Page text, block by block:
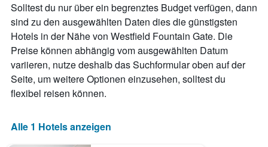
Solltest du nur über ein begrenztes Budget verfügen, dann
sind zu den ausgewählten Daten dies die günstigsten
Hotels in der Nähe von Westfield Fountain Gate. Die
Preise können abhängig vom ausgewählten Datum
variieren, nutze deshalb das Suchformular oben auf der
Seite, um weitere Optionen einzusehen, solltest du
flexibel reisen können.
Alle 1 Hotels anzeigen